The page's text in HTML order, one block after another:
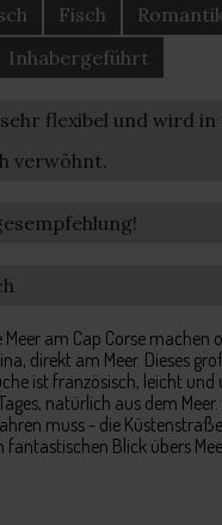
Fisch
Inhabergeführt
flexibel und wird
verwöhnt.
am Cap Corse machen
direkt am Meer. Dieses
ist französisch, leicht
natürlich aus dem
muss - die
Blick übers